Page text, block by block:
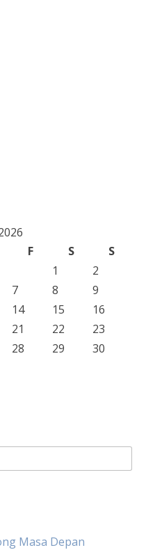
F S
S
1
2
7 8
9
14 15
16
21 22
23
28 29
30
Masa Depan